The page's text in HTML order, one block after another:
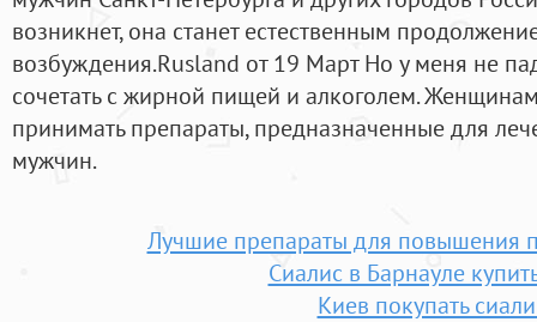
возникнет, она станет естественным
возбуждения.Rusland от 19 Март Но у меня не
сочетать с жирной пищей и алкоголем.
принимать препараты, предназначенные для
мужчин.
Лучшие препараты для повышения
Сиалис в Барнауле
Киев покупать